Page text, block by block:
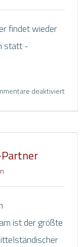
findet wieder
statt -
deaktiviertfür
ist der größte